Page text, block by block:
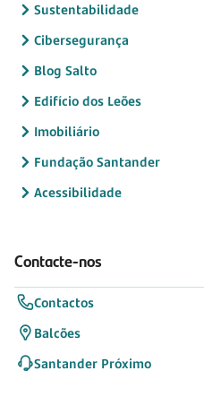
Sustentabilidade
Cibersegurança
Blog Salto
Edifício dos Leões
Imobiliário
Fundação Santander
Acessibilidade
Contacte-nos
Contactos
Balcões
Santander Próximo